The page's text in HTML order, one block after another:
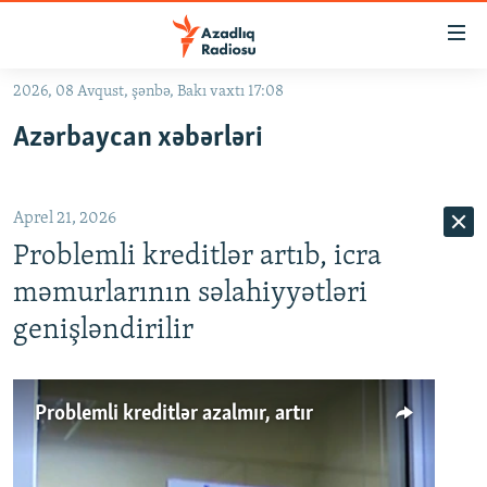
Əsas
qayıt
qayıt
Axtarışa
#ƏSLINDƏ
QANUNI DOĞRU
ARAŞDIRMA
MULTIMEDIA
VIDEO
RADIO ARXIV
2026, 08 Avqust, şənbə, Bakı vaxtı 17:08
Azərbaycan xəbərləri
Aprel 21, 2026
Problemli kreditlər artıb, icra
məmurlarının səlahiyyətləri
genişləndirilir
Problemli kreditlər azalmır, artır